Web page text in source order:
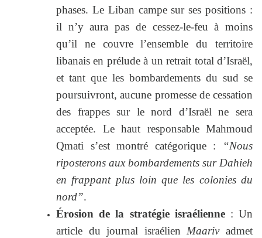
phases. Le Liban campe sur ses positions :
il n’y aura pas de cessez-le-feu à moins
qu’il ne couvre l’ensemble du territoire
libanais en prélude à un retrait total d’Israël,
et tant que les bombardements du sud se
poursuivront, aucune promesse de cessation
des frappes sur le nord d’Israël ne sera
acceptée. Le haut responsable Mahmoud
Qmati s’est montré catégorique : “Nous
riposterons aux bombardements sur Dahieh
en frappant plus loin que les colonies du
nord”.
Érosion de la stratégie israélienne: Un
article du journal israélien Maarivadmet